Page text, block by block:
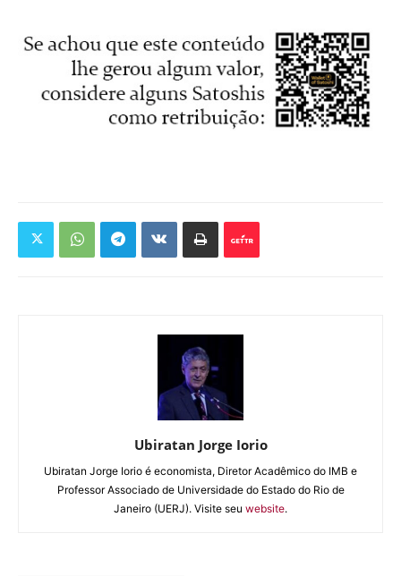
Ubiratan Jorge Iorio
Ubiratan Jorge Iorio é economista, Diretor Acadêmico do IMB e
Professor Associado de Universidade do Estado do Rio de
Janeiro (UERJ). Visite seu website.